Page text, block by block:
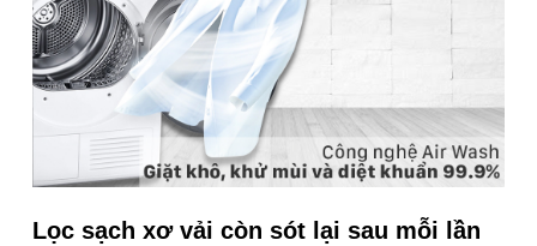
Lọc sạch xơ vải còn sót lại sau mỗi lần